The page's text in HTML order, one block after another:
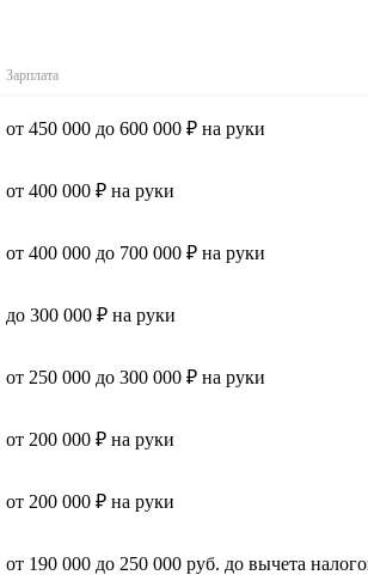
Зарплата
от 450 000 до 600 000 ₽ на руки
от 400 000 ₽ на руки
от 400 000 до 700 000 ₽ на руки
до 300 000 ₽ на руки
от 250 000 до 300 000 ₽ на руки
от 200 000 ₽ на руки
от 200 000 ₽ на руки
от 190 000 до 250 000 руб. до вычета